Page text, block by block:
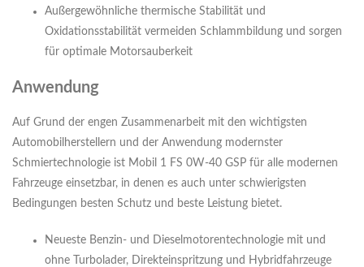
Außergewöhnliche thermische Stabilität und
Oxidationsstabilität vermeiden Schlammbildung und sorgen
für optimale Motorsauberkeit
Anwendung
Auf Grund der engen Zusammenarbeit mit den wichtigsten
Automobilherstellern und der Anwendung modernster
Schmiertechnologie ist Mobil 1 FS 0W-40 GSP für alle modernen
Fahrzeuge einsetzbar, in denen es auch unter schwierigsten
Bedingungen besten Schutz und beste Leistung bietet.
Neueste Benzin- und Dieselmotorentechnologie mit und
ohne Turbolader, Direkteinspritzung und Hybridfahrzeuge